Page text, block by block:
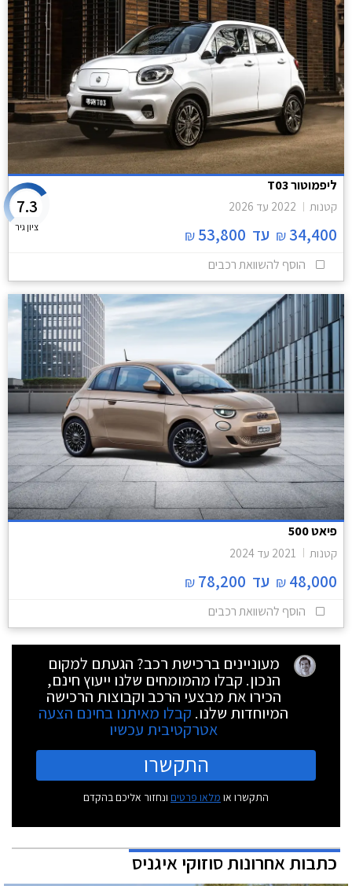
ליפמוטור T03
קטנות 2022 עד 2026
34,400
₪ עד 53,800
₪
7.3
ציון גיר
הוסף להשוואת רכבים
פיאט 500
קטנות 2021 עד 2024
48,000
₪ עד 78,200
₪
הוסף להשוואת רכבים
מעוניינים ברכישת רכב? הגעתם למקום
הנכון. קבלו מהמומחים שלנו ייעוץ חינם,
הכירו את מבצעי הרכב וקבוצות הרכישה
המיוחדות שלנו. קבלו מאיתנו בחינם הצעה
אטרקטיבית עכשיו
התקשרו
התקשרו או מלאו פרטים ונחזור אליכם בהקדם
כתבות אחרונות סוזוקי איגניס